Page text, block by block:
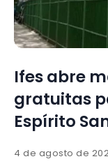
Ifes abre
gratuitas
Espírito
4 de agosto de